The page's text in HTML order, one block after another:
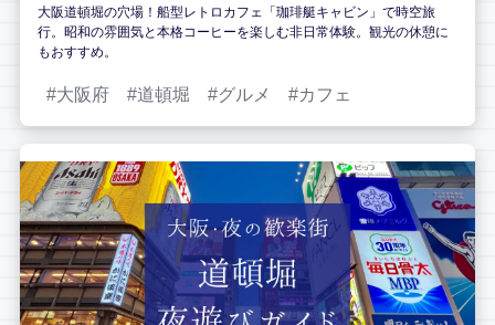
大阪道頓堀の穴場！船型レトロカフェ「珈琲艇キャビン」で時空旅
行。昭和の雰囲気と本格コーヒーを楽しむ非日常体験。観光の休憩に
もおすすめ。
大阪府 道頓堀 グルメ カフェ